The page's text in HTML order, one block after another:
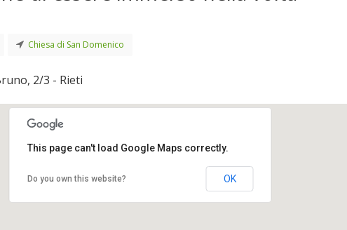
Chiesa di San Domenico
2/3 - Rieti
This page can't load Google Maps correctly.
Do you own this website? OK